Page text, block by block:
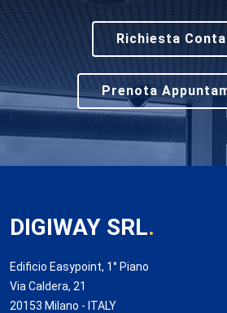
Richiesta
Prenota
DIGIWAY SRL.
Edificio Easypoint, 1° Piano
Via Caldera, 21
20153 Milano - ITALY